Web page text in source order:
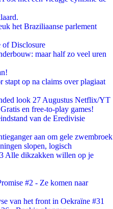
het Braziliaanse parlement
Disclosure
maar half zo veel uren
stapt op na claims over plagiaat
look 27 Augustus Netflix/YT
en free-to-play games!
van de Eredivisie
aan om gele zwembroek
slopen, logisch
Alle dikzakken willen op je
#2 - Ze komen naar
van het front in Oekraïne #31